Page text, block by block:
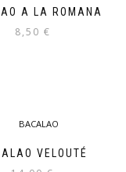
A LA ROMANA
8,50 €
VELOUTÉ